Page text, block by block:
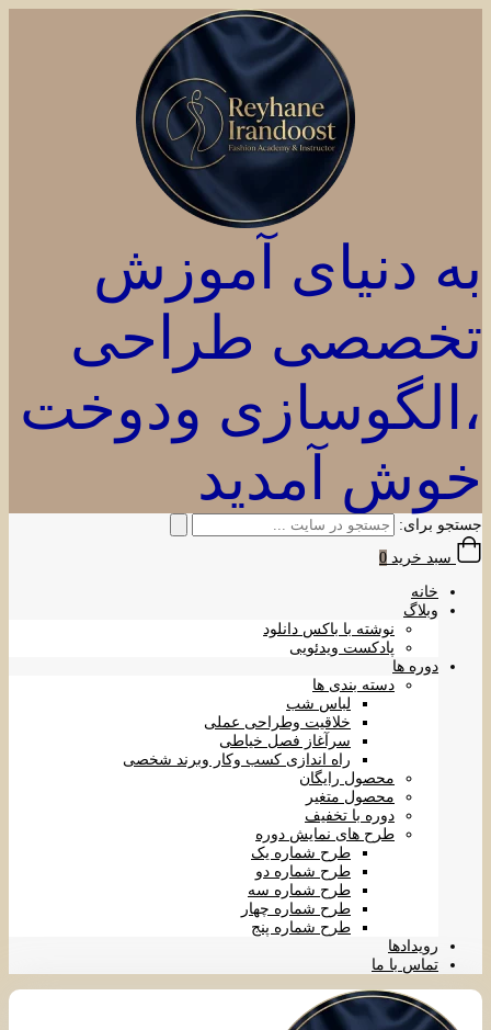
به دنیای آموزش
تخصصی طراحی
،الگوسازی ودوخت
خوش آمدید
جستجو برای:
سبد خرید 0
خانه
وبلاگ
نوشته با باکس دانلود
پادکست ویدئویی
دوره ها
دسته بندی ها
لباس شب
خلاقیت وطراحی عملی
سرآغاز فصل خیاطی
راه اندازی کسب وکار وبرند شخصی
محصول رایگان
محصول متغیر
دوره با تخفیف
طرح های نمایش دوره
طرح شماره یک
طرح شماره دو
طرح شماره سه
طرح شماره چهار
طرح شماره پنج
رویدادها
تماس با ما